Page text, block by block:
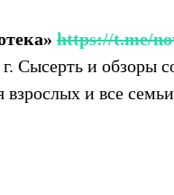
https://t.me/
Сысерть и обзоры
и все